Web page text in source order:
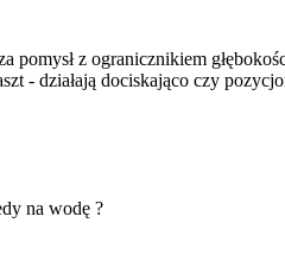
pomysł z ogranicznikiem
- działają dociskająco czy
na wodę ?